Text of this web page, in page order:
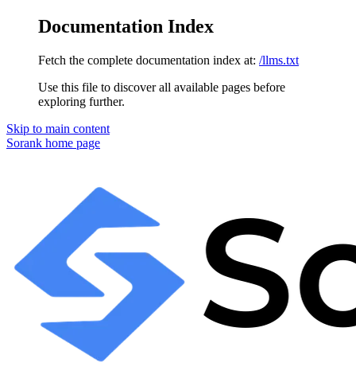
Documentation Index
Fetch the complete documentation index at: /llms.txt
Use this file to discover all available pages before
exploring further.
Skip to main content
Sorank home page